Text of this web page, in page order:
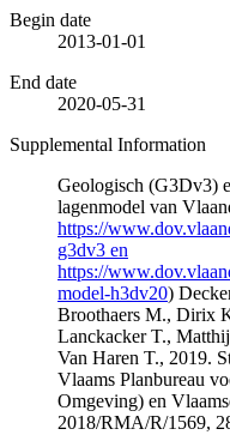
Begin date
2013-01-01
End date
2020-05-31
Supplemental Information
Geologisch (G3Dv3)
lagenmodel van
https://
g3dv3 en
https://
model-h3dv20)
Broothaers M., Dirix
Lanckacker T.,
Van Haren T., 2019.
Vlaams Planbureau
Omgeving) en
2018/RMA/R/1569,